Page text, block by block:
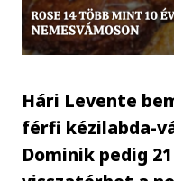
Hári Levente
férfi kézilabda-
Dominik pedig